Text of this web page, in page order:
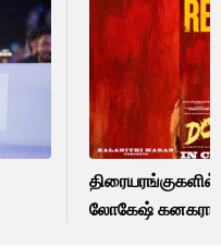
லோகேஷ்